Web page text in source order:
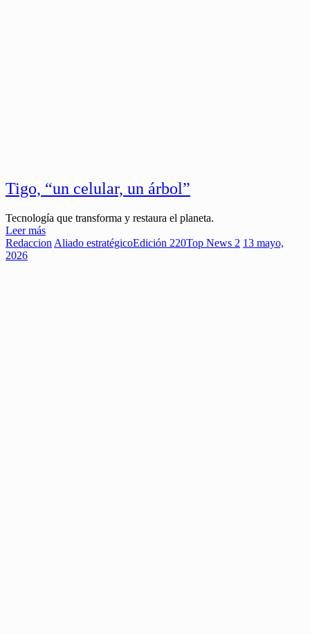
Tigo, “un celular, un árbol”
Tecnología que transforma y restaura el planeta.
Leer más
Redaccion Aliado estratégicoEdición 220Top News 2 13 mayo,
2026